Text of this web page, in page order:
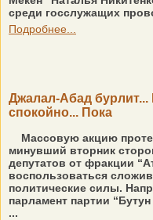
среди госслужащих
Подробнее...
Джалал-Абад
спокойно... Пока
Массовую акцию
минувший вторник
депутатов от фракции
воспользоваться
политические силы.
парламент партии
...